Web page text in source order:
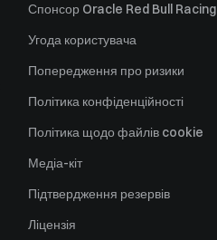
Спонсор Oracle Red Bull Racing
Угода користувача
Попередження про ризики
Політика конфіденційності
Політика щодо файлів cookie
Медіа-кіт
Підтвердження резервів
Ліцензія